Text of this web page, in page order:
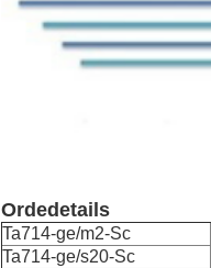
Ordedetails
Ta714-ge/m2-Sc
Ta714-ge/s20-Sc